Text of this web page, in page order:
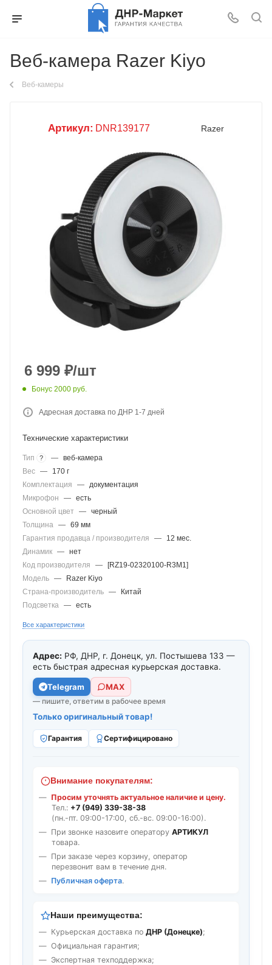
Веб-камера Razer Kiyo
Веб-камеры
Артикул: DNR139177 Razer
6 999 ₽/шт
Бонус 2000 руб.
Адресная доставка по ДНР 1-7 дней
Технические характеристики
Тип ? — веб-камера
Вес —
170 г
Комплектация
— документация
Микрофон
— есть
Основной цвет
— черный
Толщина — 69 мм
Гарантия продавца / производителя
—
12 мес.
Динамик — нет
Код производителя
—
[RZ19-02320100-R3M1]
Модель —
Razer Kiyo
Страна-производитель —
Китай
Подсветка — есть
Все характеристики
Адрес: РФ, ДНР, г. Донецк, ул. Постышева 133 —
есть быстрая адресная курьерская доставка.
Telegram МАХ
— пишите, ответим в рабочее время
Только оригинальный товар!
Гарантия Сертифицировано
Внимание покупателям:
Просим уточнять актуальное наличие и цену.
Тел.: +7 (949) 339-38-38
(пн.-пт. 09:00-17:00, сб.-вс. 09:00-16:00).
При звонке назовите оператору АРТИКУЛ
товара.
При заказе через корзину, оператор
перезвонит вам в течение дня.
Публичная оферта.
Наши преимущества:
Курьерская доставка по ДНР (Донецке);
Официальная гарантия;
Экспертная техподдержка;